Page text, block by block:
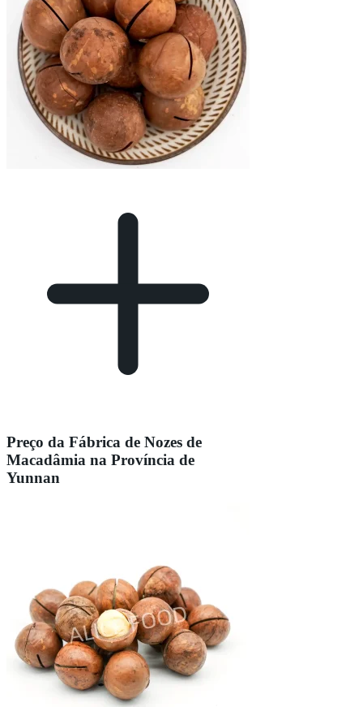
Preço da Fábrica de Nozes de
Macadâmia na Província de
Yunnan